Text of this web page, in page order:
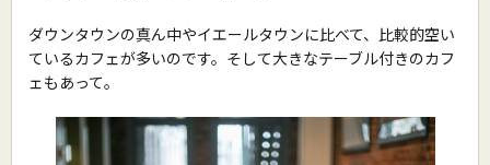
ダウンタウンの真ん中やイエールタウンに比べて、比較的空い
ているカフェが多いのです。そして大きなテーブル付きのカフ
ェもあって。